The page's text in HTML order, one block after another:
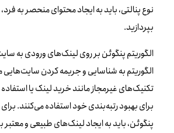
نوع پنالتی، باید به ایجاد محتوای منحصر به
بپردازید.
الگوریتم پنگوئن بر روی لینک‌های ورودی به
الگوریتم به شناسایی و جریمه کردن سایت‌هایی
تکنیک‌های غیرمجاز مانند خرید لینک یا
برای بهبود رتبه‌بندی خود استفاده می‌کنند. برای
پنگوئن، باید به ایجاد لینک‌های طبیعی و معتبر